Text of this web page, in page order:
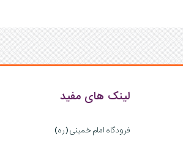
لینک های مفید
فرودگاه امام خمینی (ره)